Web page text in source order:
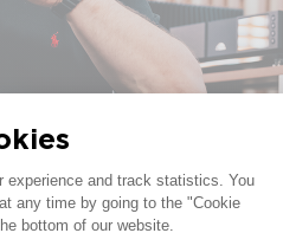
品牌大使杰森-古尔德
，从艺术家和制作人的角